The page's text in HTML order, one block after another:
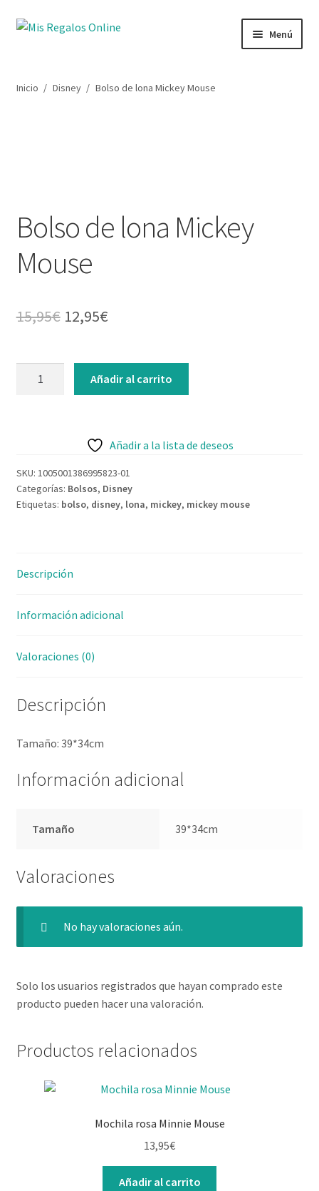
Ir
Ir
Menú
Novedades
Lista de deseos
Inicio / Disney / Bolso de lona Mickey Mouse
Bolso de lona Mickey
Mouse
15,95€ El
original
era:
12,95€El
actual
es:
Añadir al carrito
Añadir a la lista de deseos
SKU: 1005001386995823-01
Categorías: Bolsos, Disney
Etiquetas: bolso, disney, lona, mickey, mickey mouse
Descripción
Información adicional
Valoraciones (0)
Descripción
Tamaño: 39*34cm
Información adicional
Tamaño 39*34cm
Valoraciones
No hay valoraciones aún.
Solo los usuarios registrados que hayan comprado este
producto pueden hacer una valoración.
Productos relacionados
Mochila rosa Minnie Mouse
13,95€
Añadir al carrito